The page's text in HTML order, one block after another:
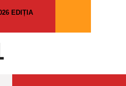
EDIȚIA